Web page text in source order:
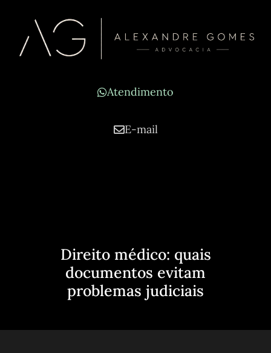
Atendimento
E-mail
Direito médico: quais
documentos evitam
problemas judiciais